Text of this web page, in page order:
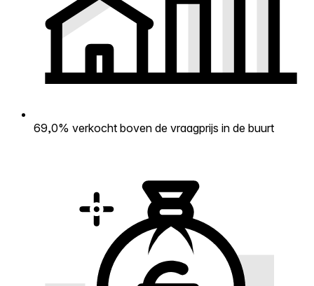
69,0% verkocht boven de vraagprijs in de buurt